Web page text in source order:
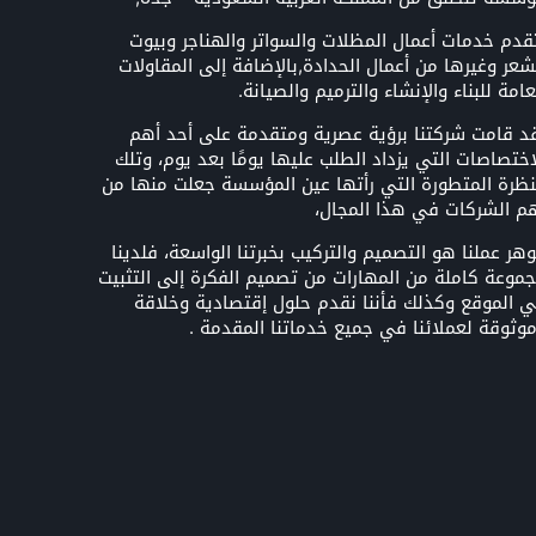
خدمات أعمال المظلات والسواتر والهناجر وبيوت
وغيرها من أعمال الحدادة,بالإضافة إلى المقاولات
للبناء والإنشاء والترميم والصيانة.
قامت شركتنا برؤية عصرية ومتقدمة على أحد أهم
التي يزداد الطلب عليها يومًا بعد يوم، وتلك
المتطورة التي رأتها عين المؤسسة جعلت منها من
الشركات في هذا المجال،
عملنا هو التصميم والتركيب بخبرتنا الواسعة، فلدينا
كاملة من المهارات من تصميم الفكرة إلى التثبيت
الموقع وكذلك فأننا نقدم حلول إقتصادية وخلاقة
لعملائنا في جميع خدماتنا المقدمة .